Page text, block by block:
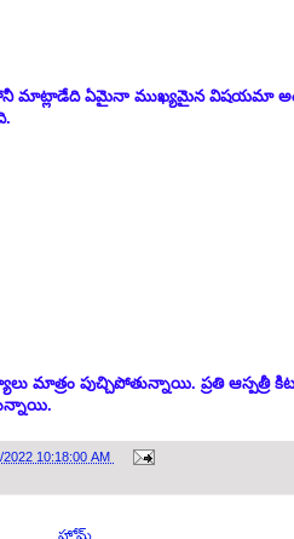
మాట్లాడేది ఏమైనా ముఖ్యమైన విషయమా
మాత్రం పుచ్చిపోతున్నాయి. ప్రతి ఆస్పత్రీ
2022 10:18:00 AM
హోమ్